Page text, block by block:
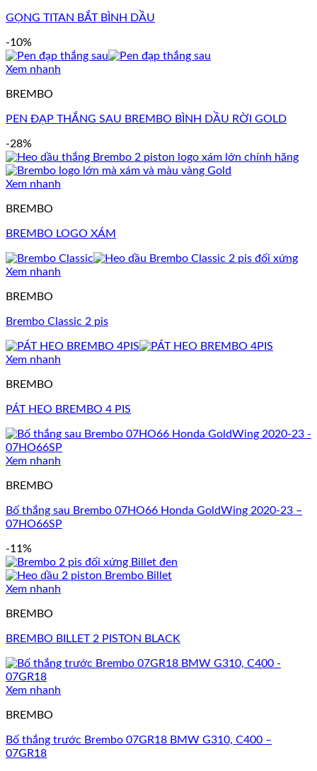
GỌNG TITAN BẮT BÌNH DẦU
-10%
Xem nhanh
BREMBO
PEN ĐẠP THẮNG SAU BREMBO BÌNH DẦU RỜI GOLD
-28%
Xem nhanh
BREMBO
BREMBO LOGO XÁM
Xem nhanh
BREMBO
Brembo Classic 2 pis
Xem nhanh
BREMBO
PÁT HEO BREMBO 4 PIS
Xem nhanh
BREMBO
Bố thắng sau Brembo 07HO66 Honda GoldWing 2020-23 –
07HO66SP
-11%
Xem nhanh
BREMBO
BREMBO BILLET 2 PISTON BLACK
Xem nhanh
BREMBO
Bố thắng trước Brembo 07GR18 BMW G310, C400 –
07GR18